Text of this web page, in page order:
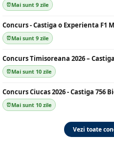
Mai sunt 9 zile
Concurs - Castiga o Experienta F1
Mai sunt 9 zile
Concurs Timisoreana 2026 –
Mai sunt 10 zile
Concurs Ciucas 2026 - Castiga 756
Mai sunt 10 zile
Vezi toate